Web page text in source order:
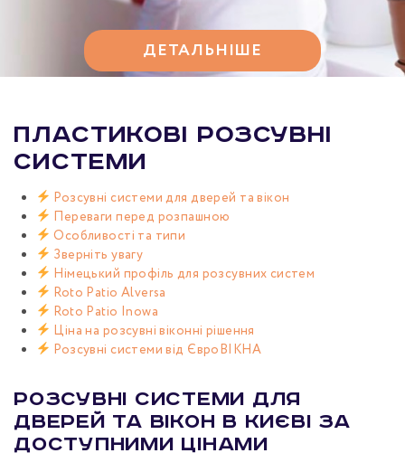
ДЕТАЛЬНІШЕ
Пластикові розсувні
системи
Розсувні системи для дверей та вікон
Переваги перед розпашною
Особливості та типи
Зверніть увагу
Німецький профіль для розсувних систем
Roto Patio Alversa
Roto Patio Inowa
Ціна на розсувні віконні рішення
Розсувні системи від ЄвроВІКНА
Розсувні системи для
дверей та вікон в Києві за
доступними цінами